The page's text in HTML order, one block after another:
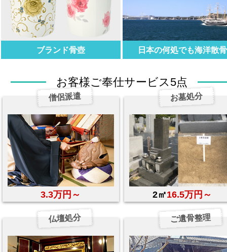
ブランド骨壺 日本の何処でも海洋散骨
お客様ご奉仕サービス5点
僧侶派遣
3.3万円～
お墓処分
2㎡16.5万円～
仏壇処分 ご遺骨整理